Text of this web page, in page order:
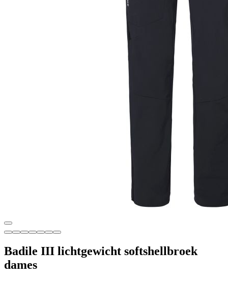
Badile III lichtgewicht softshellbroek
dames